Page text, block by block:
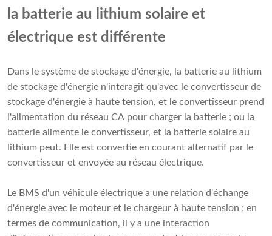
la batterie au lithium solaire et
électrique est différente
Dans le système de stockage d'énergie, la batterie au lithium
de stockage d'énergie n'interagit qu'avec le convertisseur de
stockage d'énergie à haute tension, et le convertisseur prend
l'alimentation du réseau CA pour charger la batterie ; ou la
batterie alimente le convertisseur, et la batterie solaire au
lithium peut. Elle est convertie en courant alternatif par le
convertisseur et envoyée au réseau électrique.
Le BMS d'un véhicule électrique a une relation d'échange
d'énergie avec le moteur et le chargeur à haute tension ; en
termes de communication, il y a une interaction